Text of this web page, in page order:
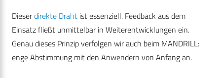
Dieserdirekte Draht ist essenziell. Feedback aus dem
Einsatz fließt unmittelbar in Weiterentwicklungen ein.
Genau dieses Prinzip verfolgen wir auch beim MANDRILL:
enge Abstimmung mit den Anwendern von Anfang an.